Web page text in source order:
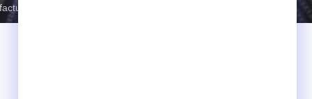
Co. . সব সত্ত্বসংরক্ষিত